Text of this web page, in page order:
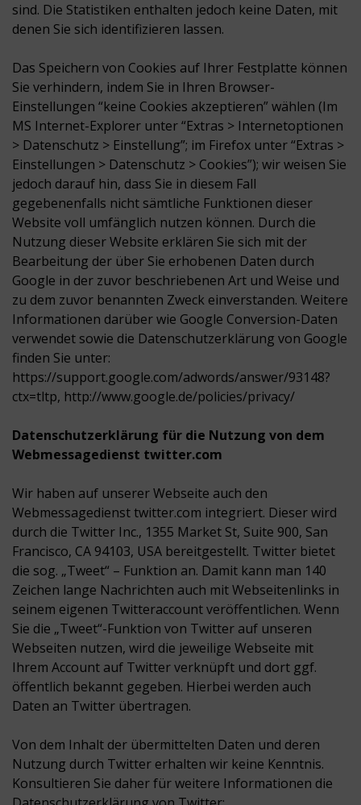
sind. Die Statistiken enthalten jedoch keine Daten, mit
denen Sie sich identifizieren lassen.
Das Speichern von Cookies auf Ihrer Festplatte können
Sie verhindern, indem Sie in Ihren Browser-
Einstellungen “keine Cookies akzeptieren” wählen (Im
MS Internet-Explorer unter “Extras > Internetoptionen
> Datenschutz > Einstellung”; im Firefox unter “Extras >
Einstellungen > Datenschutz > Cookies”); wir weisen Sie
jedoch darauf hin, dass Sie in diesem Fall
gegebenenfalls nicht sämtliche Funktionen dieser
Website voll umfänglich nutzen können. Durch die
Nutzung dieser Website erklären Sie sich mit der
Bearbeitung der über Sie erhobenen Daten durch
Google in der zuvor beschriebenen Art und Weise und
zu dem zuvor benannten Zweck einverstanden. Weitere
Informationen darüber wie Google Conversion-Daten
verwendet sowie die Datenschutzerklärung von Google
finden Sie unter:
https://support.google.com/adwords/answer/93148?
ctx=tltp, http://www.google.de/policies/privacy/
Datenschutzerklärung für die Nutzung von dem
Webmessagedienst twitter.com
Wir haben auf unserer Webseite auch den
Webmessagedienst twitter.com integriert. Dieser wird
durch die Twitter Inc., 1355 Market St, Suite 900, San
Francisco, CA 94103, USA bereitgestellt. Twitter bietet
die sog. „Tweet“ – Funktion an. Damit kann man 140
Zeichen lange Nachrichten auch mit Webseitenlinks in
seinem eigenen Twitteraccount veröffentlichen. Wenn
Sie die „Tweet“-Funktion von Twitter auf unseren
Webseiten nutzen, wird die jeweilige Webseite mit
Ihrem Account auf Twitter verknüpft und dort ggf.
öffentlich bekannt gegeben. Hierbei werden auch
Daten an Twitter übertragen.
Von dem Inhalt der übermittelten Daten und deren
Nutzung durch Twitter erhalten wir keine Kenntnis.
Konsultieren Sie daher für weitere Informationen die